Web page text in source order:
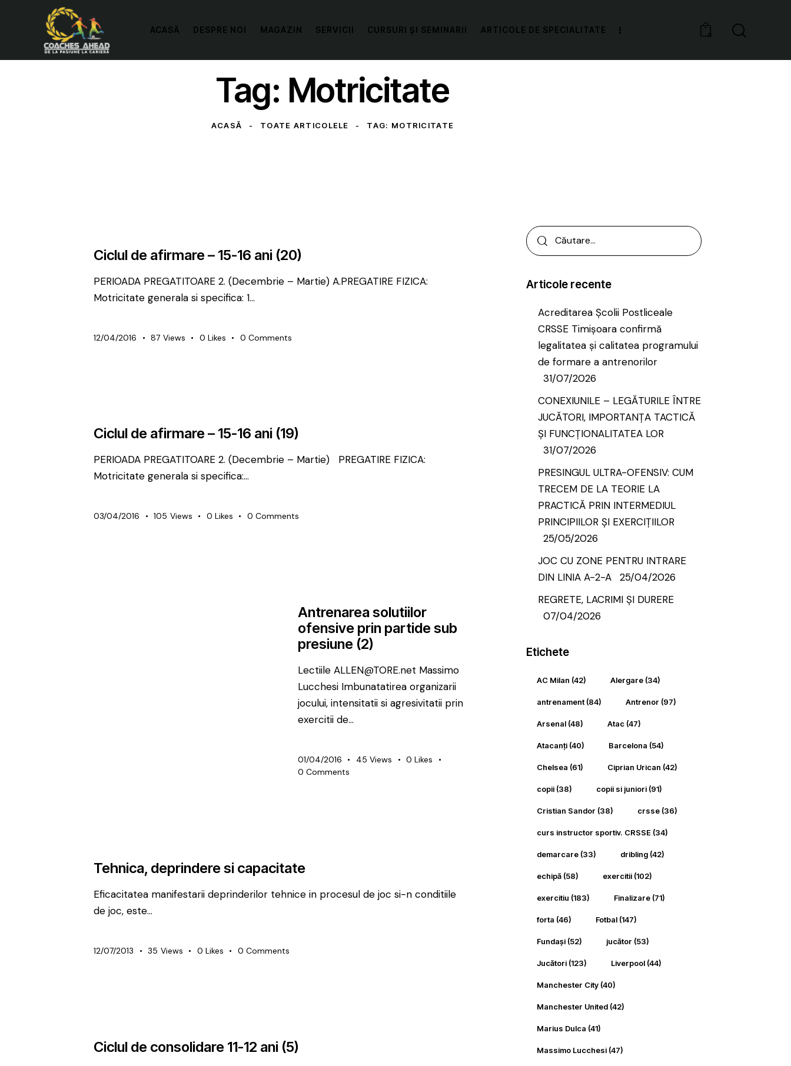
ACASĂ DESPRE NOI MAGAZIN SERVICII CURSURI ȘI SEMINARII ARTICOLE DE SPECIALITATE
0
Tag: Motricitate
ACASĂ TOATE ARTICOLELE TAG: MOTRICITATE
Ciclul de afirmare – 15-16 ani (20)
PERIOADA PREGATITOARE 2. (Decembrie – Martie) A.PREGATIRE FIZICA:
Motricitate generala si specifica: 1…
12/04/2016 87 Views 0 Likes 0 Comments
Ciclul de afirmare – 15-16 ani (19)
PERIOADA PREGATITOARE 2. (Decembrie – Martie) PREGATIRE FIZICA:
Motricitate generala si specifica:…
03/04/2016 105 Views 0 Likes 0 Comments
Antrenarea solutiilor
ofensive prin partide sub
presiune (2)
Lectiile ALLEN@TORE.net Massimo
Lucchesi Imbunatatirea organizarii
jocului, intensitatii si agresivitatii prin
exercitii de…
01/04/2016 45 Views 0 Likes
0 Comments
Tehnica, deprindere si capacitate
Eficacitatea manifestarii deprinderilor tehnice in procesul de joc si-n conditiile
de joc, este…
12/07/2013 35 Views 0 Likes 0 Comments
Ciclul de consolidare 11-12 ani (5)
Articole recente
Acreditarea Școlii Postliceale
CRSSE Timișoara confirmă
legalitatea și calitatea programului
de formare a antrenorilor
31/07/2026
CONEXIUNILE – LEGĂTURILE ÎNTRE
JUCĂTORI, IMPORTANȚA TACTICĂ
ȘI FUNCȚIONALITATEA LOR
31/07/2026
PRESINGUL ULTRA-OFENSIV: CUM
TRECEM DE LA TEORIE LA
PRACTICĂ PRIN INTERMEDIUL
PRINCIPIILOR ȘI EXERCIȚIILOR
25/05/2026
JOC CU ZONE PENTRU INTRARE
DIN LINIA A-2-A
25/04/2026
REGRETE, LACRIMI ȘI DURERE
07/04/2026
Etichete
AC Milan (42) Alergare (34)
antrenament(84) Antrenor (97)
Arsenal (48) Atac (47)
Atacanți (40) Barcelona (54)
Chelsea (61) Ciprian Urican (42)
copii (38) copii si juniori (91)
Cristian Sandor (38) crsse (36)
curs instructor sportiv. CRSSE (34)
demarcare (33) dribling (42)
echipă (58) exercitii (102)
exercitiu (183) Finalizare (71)
forta (46) Fotbal (147)
Fundași (52) jucător (53)
Jucători (123) Liverpool (44)
Manchester City (40)
Manchester United (42)
Marius Dulca (41)
Massimo Lucchesi (47)